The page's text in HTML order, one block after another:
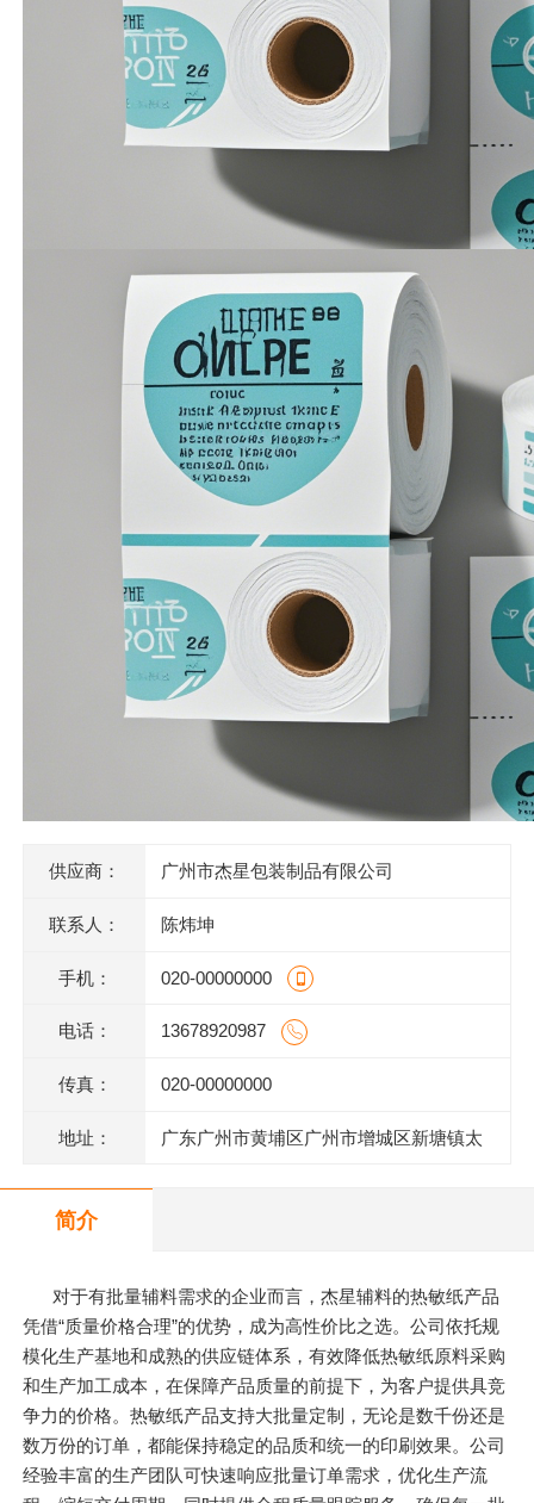
供应商： 广州市杰星包装制品有限公司
联系人： 陈炜坤
手机： 020-00000000
电话： 13678920987
传真： 020-00000000
地址： 广东广州市黄埔区广州市增城区新塘镇太
简介
对于有批量辅料需求的企业而言，杰星辅料的热敏纸产品
凭借“质量价格合理”的优势，成为高性价比之选。公司依托规
模化生产基地和成熟的供应链体系，有效降低热敏纸原料采购
和生产加工成本，在保障产品质量的前提下，为客户提供具竞
争力的价格。热敏纸产品支持大批量定制，无论是数千份还是
数万份的订单，都能保持稳定的品质和统一的印刷效果。公司
经验丰富的生产团队可快速响应批量订单需求，优化生产流